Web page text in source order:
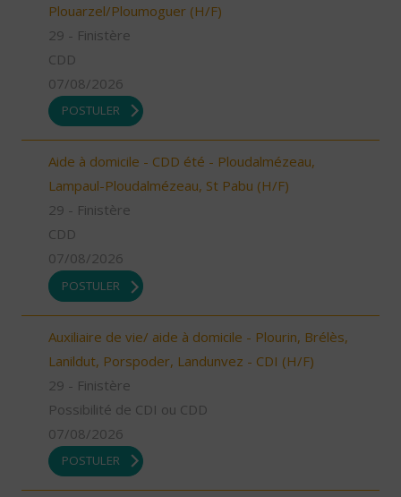
Plouarzel/Ploumoguer (H/F)
29 - Finistère
CDD
07/08/2026
POSTULER
Aide à domicile - CDD été - Ploudalmézeau,
Lampaul-Ploudalmézeau, St Pabu (H/F)
29 - Finistère
CDD
07/08/2026
POSTULER
Auxiliaire de vie/ aide à domicile - Plourin, Brélès,
Lanildut, Porspoder, Landunvez - CDI (H/F)
29 - Finistère
Possibilité de CDI ou CDD
07/08/2026
POSTULER